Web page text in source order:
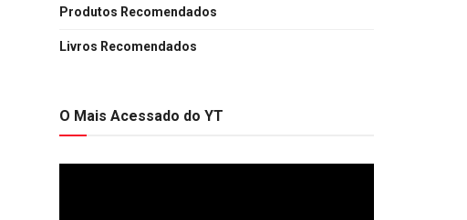
Produtos Recomendados
Livros Recomendados
O Mais Acessado do YT